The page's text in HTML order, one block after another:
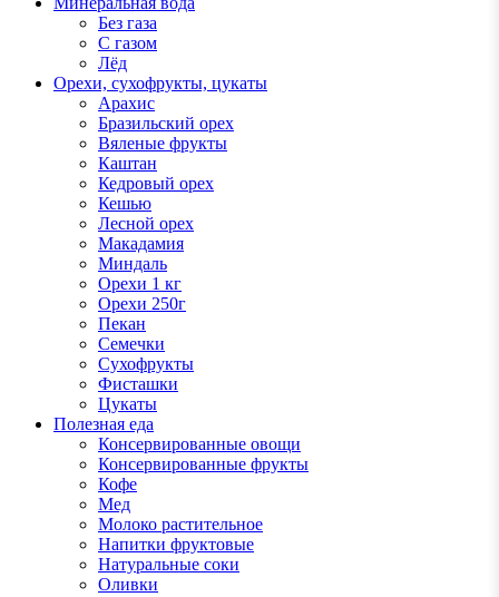
Без газа
С газом
Лёд
Орехи, сухофрукты, цукаты
Арахис
Бразильский орех
Вяленые фрукты
Каштан
Кедровый орех
Кешью
Лесной орех
Макадамия
Миндаль
Орехи 1 кг
Орехи 250г
Пекан
Семечки
Сухофрукты
Фисташки
Цукаты
Полезная еда
Консервированные овощи
Консервированные фрукты
Кофе
Мед
Молоко растительное
Напитки фруктовые
Натуральные соки
Оливки